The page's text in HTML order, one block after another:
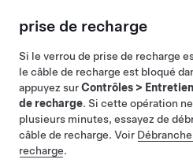
prise de recharge
Si le verrou de prise de recharge
le câble de recharge est bloqué
appuyez surContrôles > Entretien
de recharge. Si cette opération
plusieurs minutes, essayez de
câble de recharge. Voir
recharge.